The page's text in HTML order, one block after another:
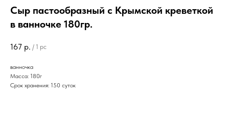
Сыр пастообразный с Крымской креветкой
в ванночке 180гр.
167 р. / 1 pc
ванночка
Масса: 180г
Срок хранения: 150 суток